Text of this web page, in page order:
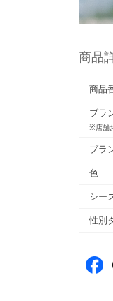
商品
商品
ブラ
※店舗
ブラ
色
シー
性別